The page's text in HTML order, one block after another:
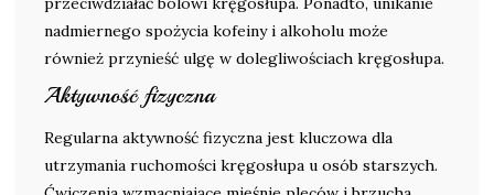
nadmiernego spożycia kofeiny i alkoholu może
również przynieść ulgę w dolegliwościach kręgosłupa.
Aktywność fizyczna
Regularna aktywność fizyczna jest kluczowa dla
utrzymania ruchomości kręgosłupa u osób starszych.